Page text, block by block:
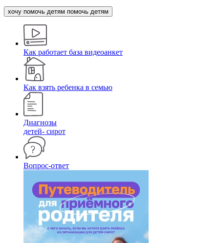
хочу помочь детям помочь детям
Как работает база видеоанкет
Как взять ребенка в семью
Диагнозы
детей- сирот
Вопрос-ответ